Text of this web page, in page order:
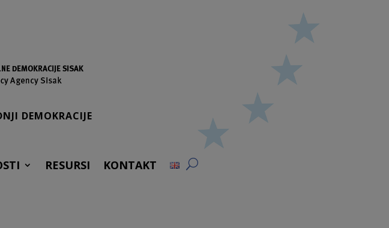
DEMOKRACIJE
RESURSI KONTAKT